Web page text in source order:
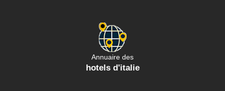
Annuaire des
hotels d'italie